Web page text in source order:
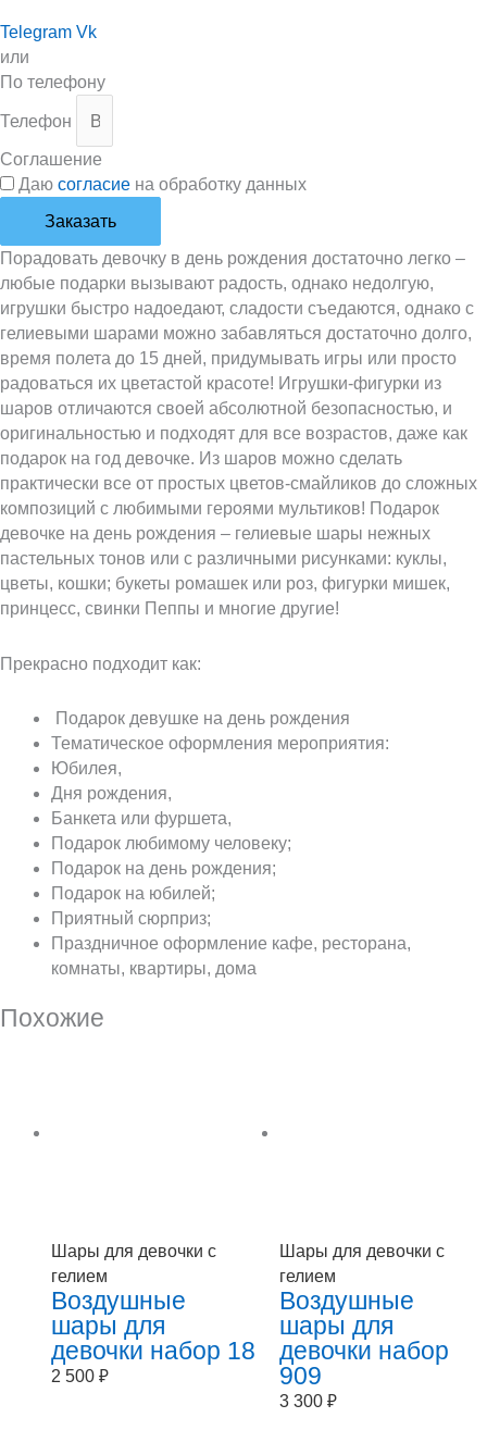
Telegram Vk
или
По телефону
Телефон
Соглашение
Даю согласие на обработку данных
Заказать
Порадовать девочку в день рождения достаточно легко –
любые подарки вызывают радость, однако недолгую,
игрушки быстро надоедают, сладости съедаются, однако с
гелиевыми шарами можно забавляться достаточно долго,
время полета до 15 дней, придумывать игры или просто
радоваться их цветастой красоте! Игрушки-фигурки из
шаров отличаются своей абсолютной безопасностью, и
оригинальностью и подходят для все возрастов, даже как
подарок на год девочке. Из шаров можно сделать
практически все от простых цветов-смайликов до сложных
композиций с любимыми героями мультиков! Подарок
девочке на день рождения – гелиевые шары нежных
пастельных тонов или с различными рисунками: куклы,
цветы, кошки; букеты ромашек или роз, фигурки мишек,
принцесс, свинки Пеппы и многие другие!
Прекрасно подходит как:
Подарок девушке на день рождения
Тематическое оформления мероприятия:
Юбилея,
Дня рождения,
Банкета или фуршета,
Подарок любимому человеку;
Подарок на день рождения;
Подарок на юбилей;
Приятный сюрприз;
Праздничное оформление кафе, ресторана,
комнаты, квартиры, дома
Похожие
Шары для девочки с
гелием
Воздушные
шары для
девочки набор 18
2 500 ₽
Шары для девочки с
гелием
Воздушные
шары для
девочки набор
909
3 300₽